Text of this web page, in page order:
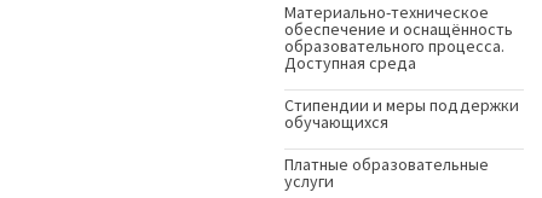
Материально-техническое
обеспечение и оснащённость
образовательного процесса.
Доступная среда
Стипендии и меры поддержки
обучающихся
Платные образовательные
услуги